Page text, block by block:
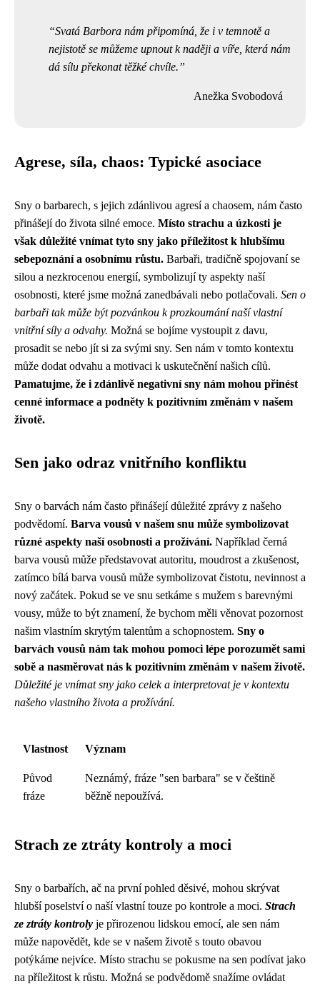
Svatá Barbora nám připomíná, že i v temnotě a
nejistotě se můžeme upnout k naději a víře, která nám
dá sílu překonat těžké chvíle.
Anežka Svobodová
Agrese, síla, chaos: Typické asociace
Sny o barbarech, s jejich zdánlivou agresí a chaosem, nám často
přinášejí do života silné emoce. Místo strachu a úzkosti je
však důležité vnímat tyto sny jako příležitost k hlubšímu
sebepoznání a osobnímu růstu. Barbaři, tradičně spojovaní se
silou a nezkrocenou energií, symbolizují ty aspekty naší
osobnosti, které jsme možná zanedbávali nebo potlačovali. Sen o
barbaři tak může být pozvánkou k prozkoumání naší vlastní
vnitřní síly a odvahy. Možná se bojíme vystoupit z davu,
prosadit se nebo jít si za svými sny. Sen nám v tomto kontextu
může dodat odvahu a motivaci k uskutečnění našich cílů.
Pamatujme, že i zdánlivě negativní sny nám mohou přinést
cenné informace a podněty k pozitivním změnám v našem
životě.
Sen jako odraz vnitřního konfliktu
Sny o barvách nám často přinášejí důležité zprávy z našeho
podvědomí. Barva vousů v našem snu může symbolizovat
různé aspekty naší osobnosti a prožívání. Například černá
barva vousů může představovat autoritu, moudrost a zkušenost,
zatímco bílá barva vousů může symbolizovat čistotu, nevinnost a
nový začátek. Pokud se ve snu setkáme s mužem s barevnými
vousy, může to být znamení, že bychom měli věnovat pozornost
našim vlastním skrytým talentům a schopnostem. Sny o
barvách vousů nám tak mohou pomoci lépe porozumět sami
sobě a nasměrovat nás k pozitivním změnám v našem životě.
Důležité je vnímat sny jako celek a interpretovat je v kontextu
našeho vlastního života a prožívání.
Vlastnost Význam
Původ
fráze
Neznámý, fráze "sen barbara" se v češtině
běžně nepoužívá.
Strach ze ztráty kontroly a moci
Sny o barbařích, ač na první pohled děsivé, mohou skrývat
hlubší poselství o naší vlastní touze po kontrole a moci. Strach
ze ztráty kontroly je přirozenou lidskou emocí, ale sen nám
může napovědět, kde se v našem životě s touto obavou
potýkáme nejvíce. Místo strachu se pokusme na sen podívat jako
na příležitost k růstu. Možná se podvědomě snažíme ovládat